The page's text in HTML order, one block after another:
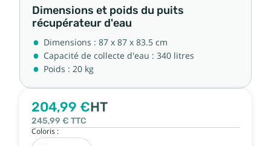
Dimensions et poids du puits
récupérateur d'eau
Dimensions : 87 x 87 x 83.5 cm
Capacité de collecte d'eau : 340 litres
Poids : 20 kg
204,99 €HT
245,99 € TTC
Coloris :